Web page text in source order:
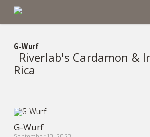
content
G-Wurf
Riverlab's Cardamon &
Rica
G-Wurf